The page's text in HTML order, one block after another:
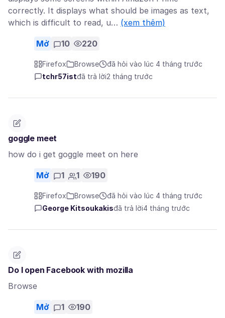
correctly. It displays what should be images as text,
which is difficult to read, u… (xem thêm)
Mở 10 220
Firefox Browse
đã hỏi vào lúc 4 tháng trước
tchr57istđã trả lời2 tháng trước
goggle meet
how do i get goggle meet on here
Mở 1 1 190
Firefox Browse
đã hỏi vào lúc 4 tháng trước
George Kitsoukakisđã trả lời4 tháng trước
Do I open Facebook with mozilla
Browse
Mở 1 190